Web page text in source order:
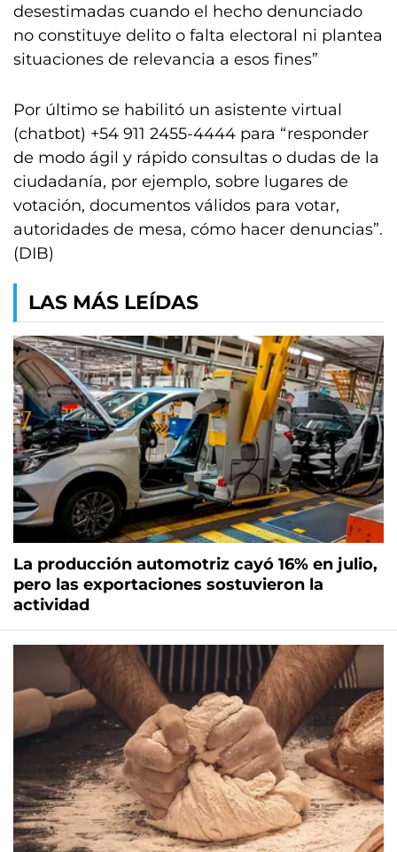
desestimadas cuando el hecho denunciado
no constituye delito o falta electoral ni plantea
situaciones de relevancia a esos fines”
Por último se habilitó un asistente virtual
(chatbot) +54 911 2455-4444 para “responder
de modo ágil y rápido consultas o dudas de la
ciudadanía, por ejemplo, sobre lugares de
votación, documentos válidos para votar,
autoridades de mesa, cómo hacer denuncias”.
(DIB)
LAS MÁS LEÍDAS
La producción automotriz cayó 16% en julio,
pero las exportaciones sostuvieron la
actividad